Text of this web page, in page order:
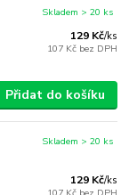
129 Kč/ks
107 Kč bez DPH
Skladem > 20 ks
Přidat do košíku
129 Kč/ks
Skladem > 20 ks